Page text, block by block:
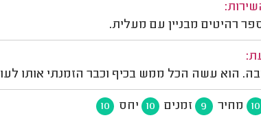
רהיטים מבניין עם מעלית.
הוא עשה הכל ממש בכיף וכבר הזמנתי אותו
10 מחיר 9 זמנים 10 יחס 10